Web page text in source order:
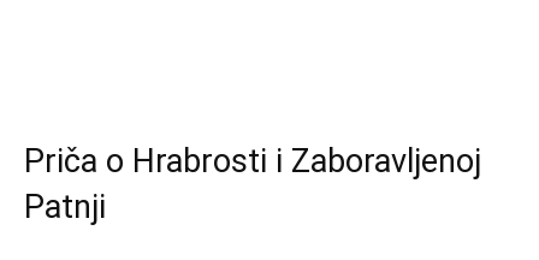
Priča o Hrabrosti i Zaboravljenoj
Patnji